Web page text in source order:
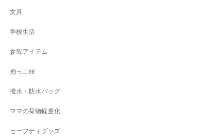
文具
学校生活
参観アイテム
抱っこ紐
撥水・防水バッグ
ママの荷物軽量化
セーフティグッズ